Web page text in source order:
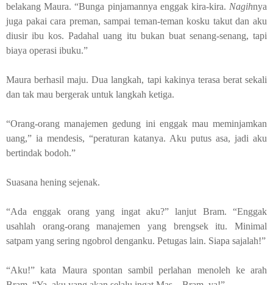
belakang Maura. “Bunga pinjamannya enggak kira-kira. Nagihnya
juga pakai cara preman, sampai teman-teman kosku takut dan aku
diusir ibu kos. Padahal uang itu bukan buat senang-senang, tapi
biaya operasi ibuku.”
Maura berhasil maju. Dua langkah, tapi kakinya terasa berat sekali
dan tak mau bergerak untuk langkah ketiga.
“Orang-orang manajemen gedung ini enggak mau meminjamkan
uang,” ia mendesis, “peraturan katanya. Aku putus asa, jadi aku
bertindak bodoh.”
Suasana hening sejenak.
“Ada enggak orang yang ingat aku?” lanjut Bram. “Enggak
usahlah orang-orang manajemen yang brengsek itu. Minimal
satpam yang sering ngobrol denganku. Petugas lain. Siapa sajalah!”
“Aku!” kata Maura spontan sambil perlahan menoleh ke arah